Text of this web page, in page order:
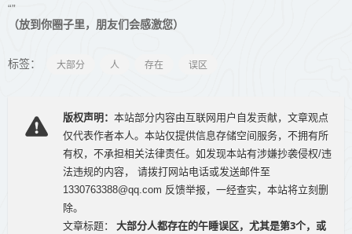
“”
（放到你圈子里，朋友们会感激您）
标签： 大部分 人 存在 误区
版权声明： 本站部分内容由互联网用户自发贡献，文章观点
仅代表作者本人。本站仅提供信息存储空间服务，不拥有所
有权，不承担相关法律责任。如发现本站有涉嫌抄袭侵权/违
法违规的内容， 请拨打网站电话或发送邮件至
1330763388@qq.com 反馈举报，一经查实，本站将立刻删
除。
文章标题：
大部分人都存在的午睡误区，尤其是第3个，或